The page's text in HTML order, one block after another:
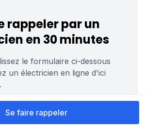
Se faire rappeler
rappeler par un
en 30 minutes
le formulaire ci-dessous
un électricien en ligne d'ici
? *